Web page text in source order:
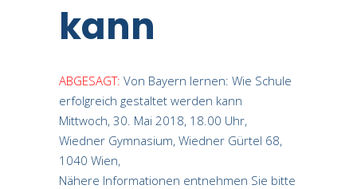
kann
ABGESAGT: Von Bayern lernen: Wie Schule
erfolgreich gestaltet werden kann
Mittwoch, 30. Mai 2018, 18.00 Uhr,
Wiedner Gymnasium, Wiedner Gürtel 68,
1040 Wien,
Nähere Informationen entnehmen Sie bitte